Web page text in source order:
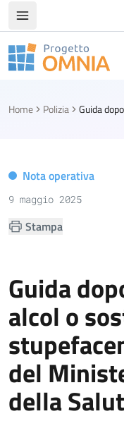
Apri/chiudi menù di
Progetto Omnia
Home Polizia
Nota operativa
9 maggio 2025
Stampa
Guida
alcol o
del
della